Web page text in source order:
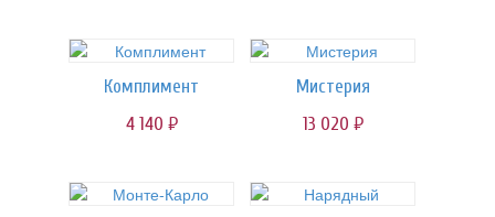
Комплимент
4 140 руб.
Мистерия
13 020 руб.